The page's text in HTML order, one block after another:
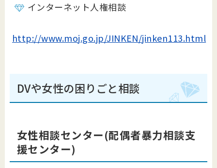
インターネット人権相談
http://www.moj.go.jp/JINKEN/jinken113.html
DVや女性の困りごと相談
女性相談センター(配偶者暴力相談支
援センター)